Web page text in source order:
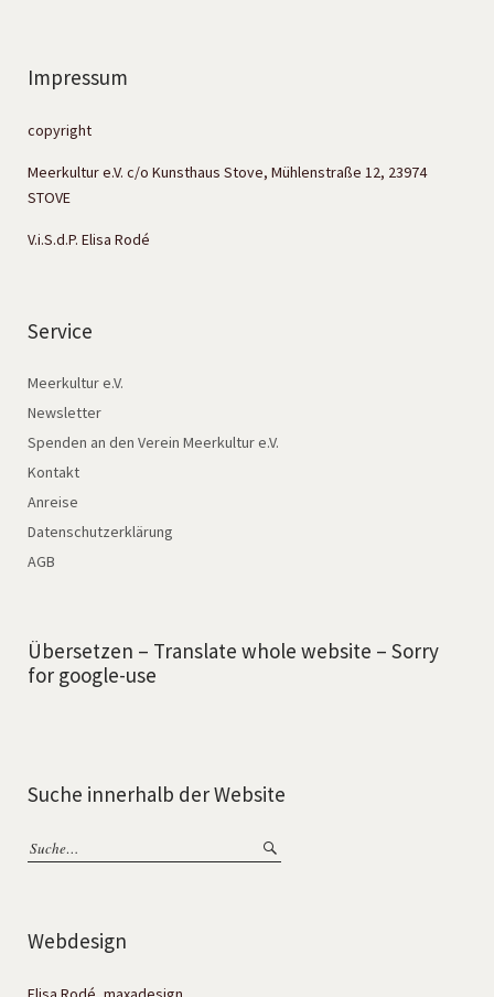
Impressum
copyright
Meerkultur e.V. c/o Kunsthaus Stove, Mühlenstraße 12, 23974
STOVE
V.i.S.d.P. Elisa Rodé
Service
Meerkultur e.V.
Newsletter
Spenden an den Verein Meerkultur e.V.
Kontakt
Anreise
Datenschutzerklärung
AGB
Übersetzen – Translate whole website – Sorry
for google-use
Suche innerhalb der Website
Webdesign